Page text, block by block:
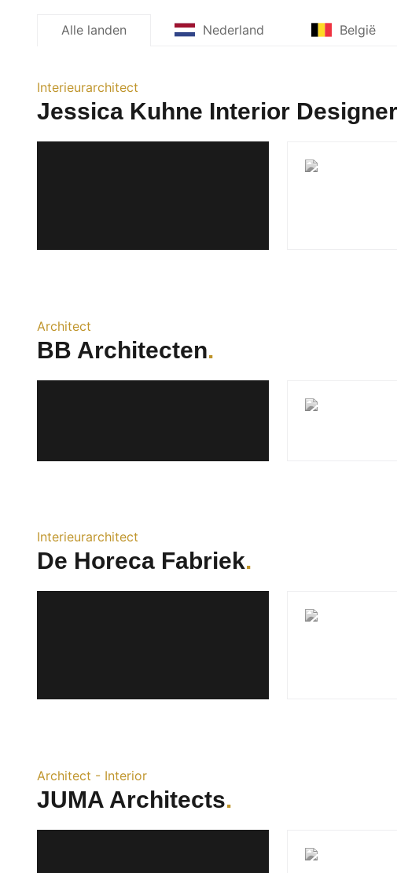
Alle landen Nederland België
Interieurarchitect
Jessica Kuhne Interior Designer
Architect
BB Architecten
Interieurarchitect
De Horeca Fabriek
Architect - Interior
JUMA Architects